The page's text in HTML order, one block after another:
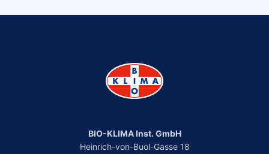
BIO-KLIMA Inst. GmbH
Heinrich-von-Buol-Gasse 18